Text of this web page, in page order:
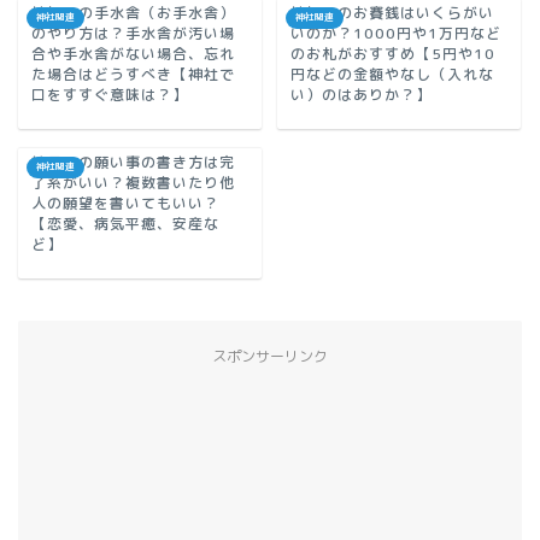
神社関連
神社での手水舎（お手水舎）
のやり方は？手水舎が汚い場
合や手水舎がない場合、忘れ
た場合はどうすべき【神社で
口をすすぐ意味は？】
神社関連
神社でのお賽銭はいくらがい
いのか？1000円や1万円など
のお札がおすすめ【5円や10
円などの金額やなし（入れな
い）のはありか？】
神社関連
絵馬での願い事の書き方は完
了系がいい？複数書いたり他
人の願望を書いてもいい？
【恋愛、病気平癒、安産な
ど】
スポンサーリンク